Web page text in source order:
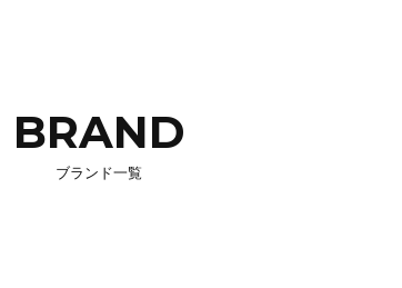
BRAND
ブランド一覧